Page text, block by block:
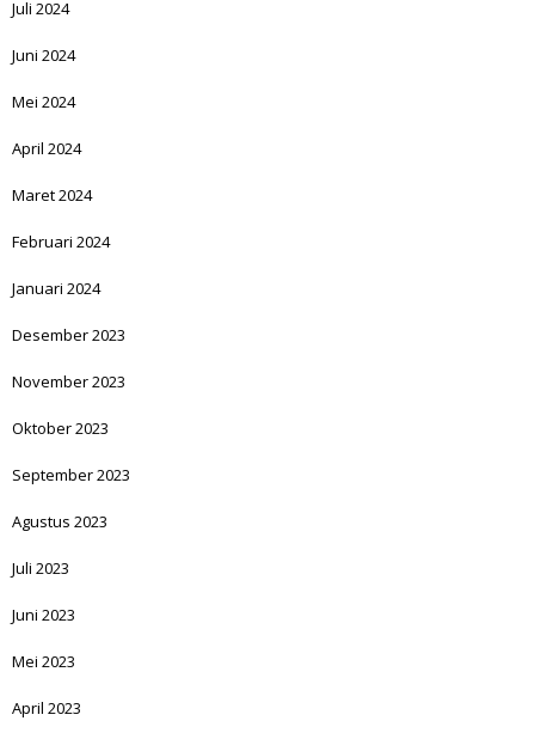
Juli 2024
Juni 2024
Mei 2024
April 2024
Maret 2024
Februari 2024
Januari 2024
Desember 2023
November 2023
Oktober 2023
September 2023
Agustus 2023
Juli 2023
Juni 2023
Mei 2023
April 2023